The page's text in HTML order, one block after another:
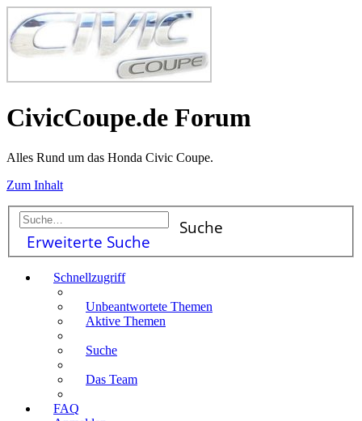
CivicCoupe.de Forum
Alles Rund um das Honda Civic Coupe.
Zum Inhalt
Suche
Erweiterte Suche
Schnellzugriff
Unbeantwortete Themen
Aktive Themen
Suche
Das Team
FAQ